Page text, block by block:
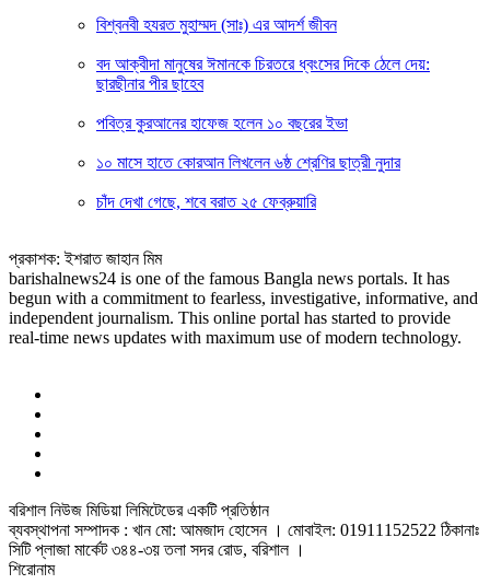
বিশ্বনবী হযরত মুহাম্মদ (সাঃ) এর আদর্শ জীবন
বদ আক্বীদা মানুষের ঈমানকে চিরতরে ধ্বংসের দিকে ঠেলে দেয়:
ছারছীনার পীর ছাহেব
পবিত্র কুরআনের হাফেজ হলেন ১০ বছরের ইভা
১০ মাসে হাতে কোরআন লিখলেন ৬ষ্ঠ শ্রেণির ছাত্রী নুদার
চাঁদ দেখা গেছে, শবে বরাত ২৫ ফেব্রুয়ারি
প্রকাশক: ইশরাত জাহান মিম
barishalnews24 is one of the famous Bangla news portals. It has
begun with a commitment to fearless, investigative, informative, and
independent journalism. This online portal has started to provide
real-time news updates with maximum use of modern technology.
বরিশাল নিউজ মিডিয়া লিমিটেডের একটি প্রতিষ্ঠান
ব্যবস্থাপনা সম্পাদক : খান মো: আমজাদ হোসেন । মোবাইল: 01911152522 ঠিকানাঃ
সিটি প্লাজা মার্কেট ৩৪৪-৩য় তলা সদর রোড, বরিশাল ।
শিরোনাম